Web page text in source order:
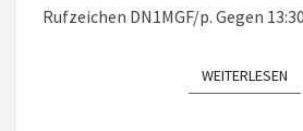
Rufzeichen DN1MGF/p. Gegen
WEITERLESEN